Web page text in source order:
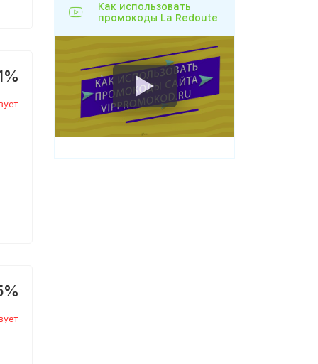
Как использовать
промокоды La Redoute